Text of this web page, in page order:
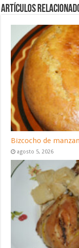
Artículos
Bizcocho de
agosto 5, 2026